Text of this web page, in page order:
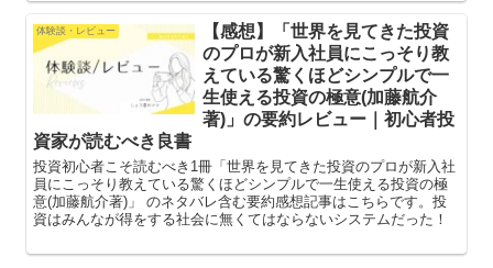
体験談・レビュー
【感想】「世界を見てきた投資
のプロが新入社員にこっそり教
えている驚くほどシンプルで一
生使える投資の極意(加藤航介
著)」の要約レビュー｜初心者投
資家が読むべき良書
投資初心者こそ読むべき1冊「世界を見てきた投資のプロが新入社
員にこっそり教えている驚くほどシンプルで一生使える投資の極
意(加藤航介著)」 のネタバレ含む要約感想記事はこちらです。投
資はみんなが得をする社会に無くてはならないシステムだった！